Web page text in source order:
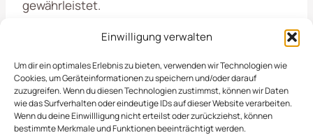
Einwilligung verwalten
Um dir ein optimales Erlebnis zu bieten, verwenden wir Technologien wie
Cookies, um Geräteinformationen zu speichern und/oder darauf
zuzugreifen. Wenn du diesen Technologien zustimmst, können wir Daten
wie das Surfverhalten oder eindeutige IDs auf dieser Website verarbeiten.
Wenn du deine Einwillligung nicht erteilst oder zurückziehst, können
bestimmte Merkmale und Funktionen beeinträchtigt werden.
gewährleistet.
Planung Und
Durchführung Bei
Winterlichen Bedingungen